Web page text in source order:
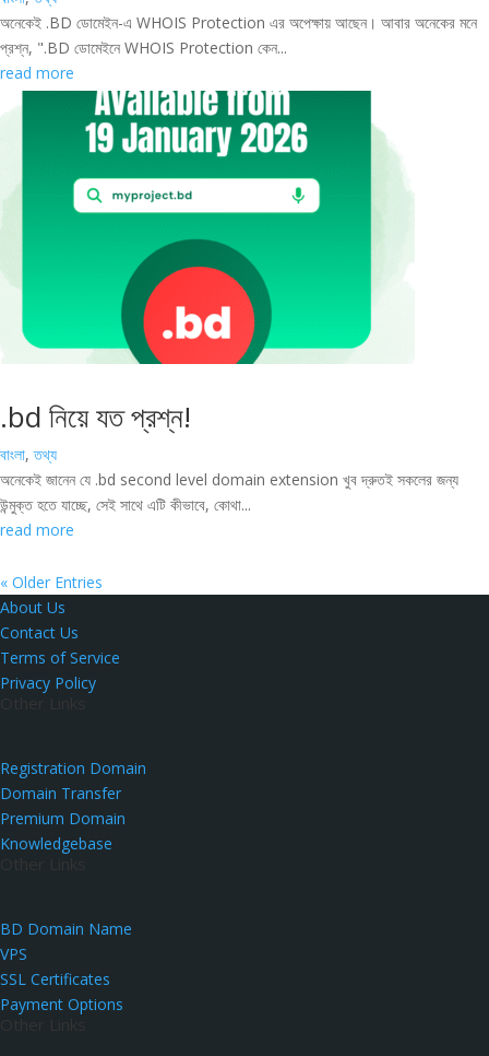
অনেকেই .BD ডোমেইন-এ WHOIS Protection এর অপেক্ষায় আছেন। আবার অনেকের মনে
প্রশ্ন, ".BD ডোমেইনে WHOIS Protection কেন...
read more
.bd নিয়ে যত প্রশ্ন!
বাংলা,তথ্য
অনেকেই জানেন যে .bd second level domain extension খুব দ্রুতই সকলের জন্য
উন্মুক্ত হতে যাচ্ছে, সেই সাথে এটি কীভাবে, কোথা...
read more
« Older Entries
About Us
Contact Us
Terms of Service
Privacy Policy
Registration Domain
Domain Transfer
Premium Domain
Knowledgebase
BD Domain Name
VPS
SSL Certificates
Payment Options